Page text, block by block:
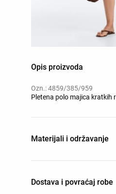
Opis proizvoda
Ozn.: 4859/385/959
Pletena polo majica kratkih
Materijali i održavanje
Dostava i povraćaj robe